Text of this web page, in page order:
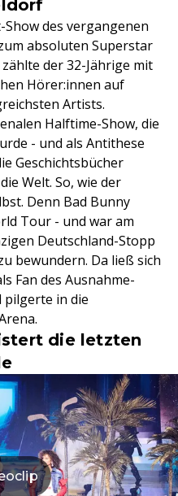
des vergangenen
absoluten Superstar
der 32-Jährige mit
Hörer:innen auf
Artists.
Halftime-Show, die
- und als Antithese
Geschichtsbücher
Welt. So, wie der
Denn Bad Bunny
Tour - und war am
Deutschland-Stopp
bewundern. Da ließ sich
Fan des Ausnahme-
pilgerte in die
die letzten